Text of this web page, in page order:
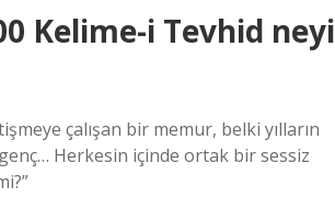
Kelime-i Tevhid neyi
çalışan bir memur, belki yılların
Herkesin içinde ortak bir sessiz